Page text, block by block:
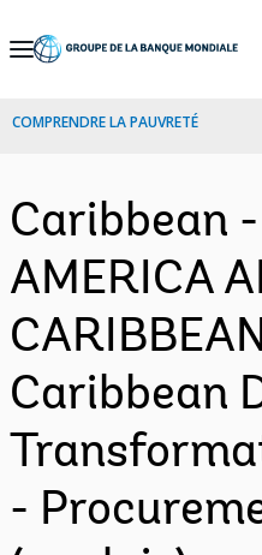
Skip
Navigation
COMPRENDRE LA PAUVRETÉ
Caribbean
AMERICA
Caribbean
-